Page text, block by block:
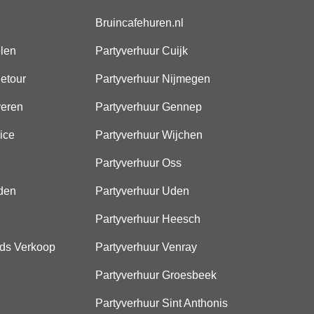
Verkoop
Bruincafehuren.nl
Partyverhuur Cuijk
Partyverhuur Nijmegen
Partyverhuur Gennep
Partyverhuur Wijchen
Partyverhuur Oss
Partyverhuur Uden
Partyverhuur Heesch
Partyverhuur Venray
Partyverhuur Groesbeek
Partyverhuur Sint Anthonis